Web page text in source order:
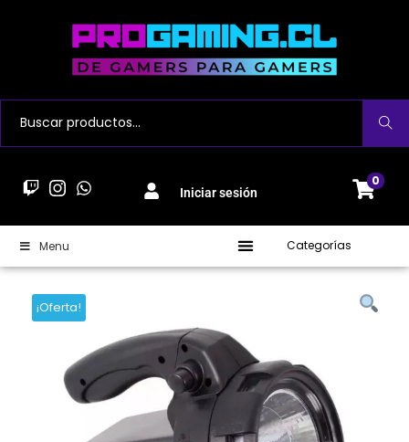
Buscar
Iniciar sesión
0
Menu Categorías
¡Oferta!